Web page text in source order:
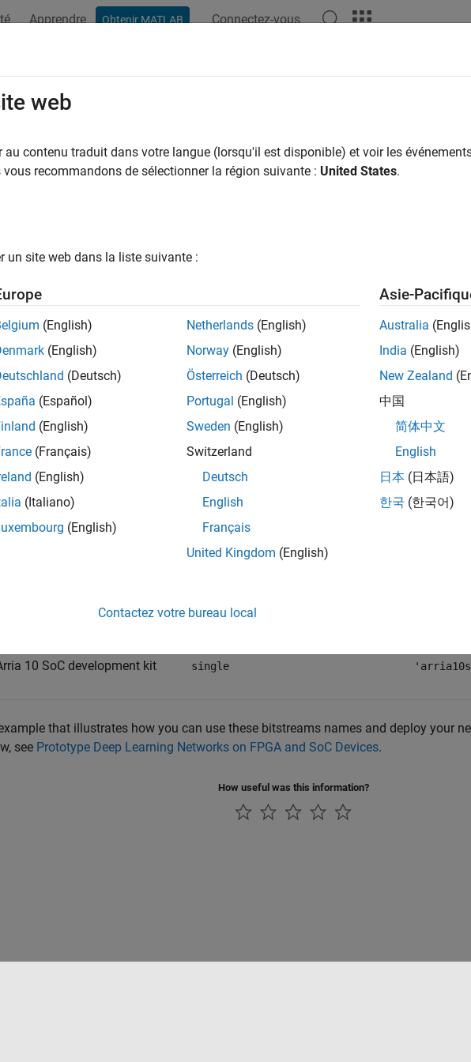
Apprendre Obtenir MATLAB Connectez-vous
Learning on FPGA Bitstreams
Learning HDL Toolbox™ hardware support packages provide bitstreams that you
networks on the target platform.
Board Data Type
Zynq-7000 ZC706 int8 '
Zynq-7000 ZC706 single
Zynq UltraScale™ ZCU102 single '
Zynq UltraScale ZCU102 int8 '
Zynq UltraScale ZCU102 single
10 SoC development kit int8
10 SoC development kit single
that illustrates how you can use these bitstreams names and deploy your
see Prototype Deep Learning Networks on FPGA and SoC Devices.
How useful was this information?
web
au contenu traduit dans votre langue (lorsqu'il est disponible) et voir les
vous recommandons de sélectionner la région suivante : United States.
un site web dans la liste suivante :
(English)
(English)
(Deutsch)
(Español)
(English)
(Français)
(English)
(Italiano)
(English)
Netherlands (English)
Norway (English)
Österreich (Deutsch)
Portugal (English)
Sweden (English)
Switzerland
Deutsch
English
Français
United Kingdom (English)
Asie-
Australia
India (English)
New Zealand
中国
简体中文
English
日本 (日本語)
한국 (한국어)
Contactez votre bureau local